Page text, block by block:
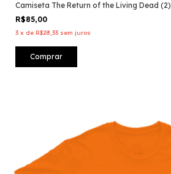
Camiseta The Return of the Living Dead (2)
R$85,00
3 x de R$28,33 sem juros
Comprar